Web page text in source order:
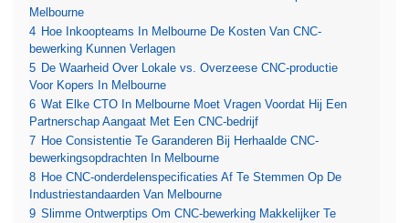
Melbourne
4 Hoe Inkoopteams In Melbourne De Kosten Van CNC-
bewerking Kunnen Verlagen
5 De Waarheid Over Lokale vs. Overzeese CNC-productie
Voor Kopers In Melbourne
6 Wat Elke CTO In Melbourne Moet Vragen Voordat Hij Een
Partnerschap Aangaat Met Een CNC-bedrijf
7 Hoe Consistentie Te Garanderen Bij Herhaalde CNC-
bewerkingsopdrachten In Melbourne
8 Hoe CNC-onderdelenspecificaties Af Te Stemmen Op De
Industriestandaarden Van Melbourne
9 Slimme Ontwerptips Om CNC-bewerking Makkelijker Te